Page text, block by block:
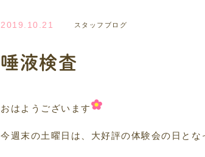
2019.10.21 スタッフブログ
唾液検査
おはようございます
今週末の土曜日は、大好評の体験会の日とな